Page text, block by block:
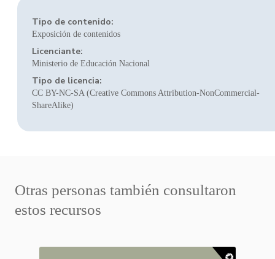
Tipo de contenido:
Exposición de contenidos
Licenciante:
Ministerio de Educación Nacional
Tipo de licencia:
CC BY-NC-SA (Creative Commons Attribution-NonCommercial-
ShareAlike)
Otras personas también consultaron
estos recursos